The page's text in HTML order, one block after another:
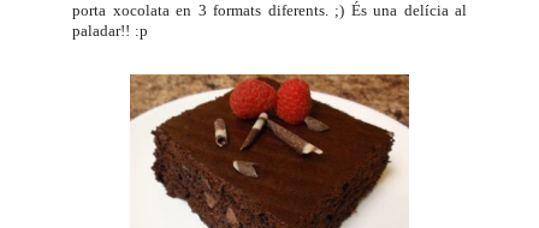
porta xocolata en 3 formats diferents. ;) És una delícia al
paladar!! :p